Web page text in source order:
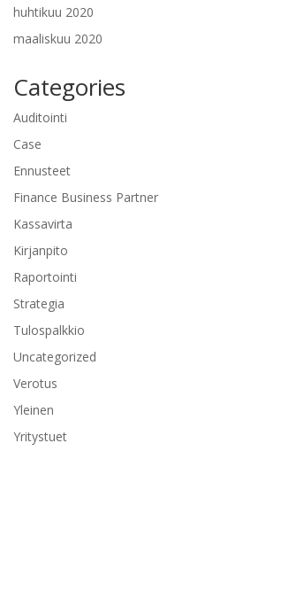
huhtikuu 2020
maaliskuu 2020
Categories
Auditointi
Case
Ennusteet
Finance Business Partner
Kassavirta
Kirjanpito
Raportointi
Strategia
Tulospalkkio
Uncategorized
Verotus
Yleinen
Yritystuet